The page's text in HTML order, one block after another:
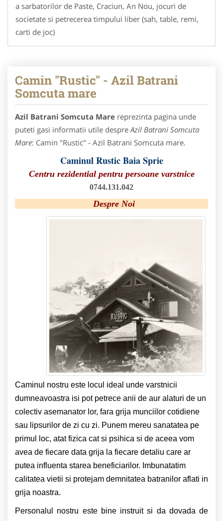
a sarbatorilor de Paste, Craciun, An Nou, jocuri de
societate si petrecerea timpului liber (sah, table, remi,
carti de joc)
Camin "Rustic" - Azil Batrani
Somcuta mare
Azil Batrani Somcuta Mare reprezinta pagina unde
puteti gasi informatii utile despre Azil Batrani Somcuta
Mare: Camin "Rustic" - Azil Batrani Somcuta mare.
Caminul Rustic Baia Sprie
Centru rezidential pentru persoane varstnice
0744.131.042
Despre Noi
Caminul nostru este locul ideal unde varstnicii
dumneavoastra isi pot petrece anii de aur alaturi de un
colectiv asemanator lor, fara grija munciilor cotidiene
sau lipsurilor de zi cu zi. Punem mereu sanatatea pe
primul loc, atat fizica cat si psihica si de aceea vom
avea de fiecare data grija la fiecare detaliu care ar
putea influenta starea beneficiarilor. Imbunatatim
calitatea vietii si protejam demnitatea batranilor aflati in
grija noastra.
Personalul nostru este bine instruit si da dovada de